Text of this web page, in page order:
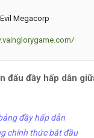
Megacorp
đấu đầy hấp dẫn
đầy hấp dẫn
chính thức bắt đầu